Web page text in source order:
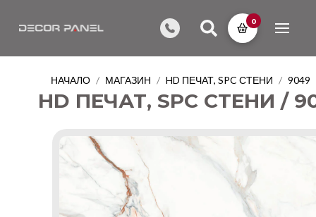
0
НАЧАЛО / МАГАЗИН / HD ПЕЧАТ, SPC СТЕНИ / 9049
HD ПЕЧАТ, SPC СТЕНИ /